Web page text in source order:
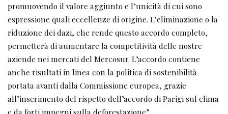
promuovendo il valore aggiunto e l’unicità di cui sono
espressione quali eccellenze di origine. L’eliminazione o la
riduzione dei dazi, che rende questo accordo completo,
permetterà di aumentare la competitività delle nostre
aziende nei mercati del Mercosur. L’accordo contiene
anche risultati in linea con la politica di sostenibilità
portata avanti dalla Commissione europea, grazie
all’inserimento del rispetto dell’accordo di Parigi sul clima
e da forti impegni sulla deforestazione”.